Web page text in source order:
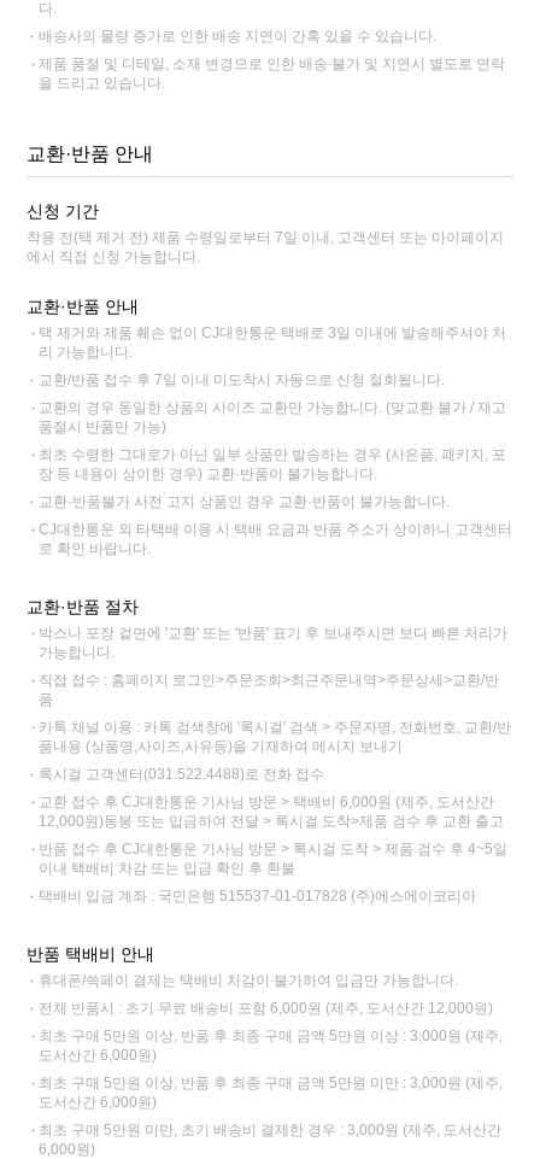
다.
배송사의 물량 증가로 인한 배송 지연이 간혹 있을 수 있습니다.
제품 품절 및 디테일, 소재 변경으로 인한 배송 불가 및 지연시 별도로 연락
을 드리고 있습니다.
교환·반품 안내
신청 기간
착용 전(택 제거 전) 제품 수령일로부터 7일 이내, 고객센터 또는 마이페이지
에서 직접 신청 가능합니다.
교환·반품 안내
택 제거와 제품 훼손 없이 CJ대한통운 택배로 3일 이내에 발송해주셔야 처
리 가능합니다.
교환/반품 접수 후 7일 이내 미도착시 자동으로 신청 철회됩니다.
교환의 경우 동일한 상품의 사이즈 교환만 가능합니다. (맞교환 불가 / 재고
품절시 반품만 가능)
최초 수령한 그대로가 아닌 일부 상품만 발송하는 경우 (사은품, 패키지, 포
장 등 내용이 상이한 경우) 교환·반품이 불가능합니다.
교환·반품불가 사전 고지 상품인 경우 교환·반품이 불가능합니다.
CJ대한통운 외 타택배 이용 시 택배 요금과 반품 주소가 상이하니 고객센터
로 확인 바랍니다.
교환·반품 절차
박스나 포장 겉면에 '교환' 또는 '반품' 표기 후 보내주시면 보다 빠른 처리가
가능합니다.
직접 접수 : 홈페이지 로그인>주문조회>최근주문내역>주문상세>교환/반
품
카톡 채널 이용 : 카톡 검색창에 '록시걸' 검색 > 주문자명, 전화번호, 교환/반
품내용 (상품명,사이즈,사유등)을 기재하여 메시지 보내기
록시걸 고객센터(031.522.4488)로 전화 접수
교환 접수 후 CJ대한통운 기사님 방문 > 택배비 6,000원 (제주, 도서산간
12,000원)동봉 또는 입금하여 전달 > 록시걸 도착>제품 검수 후 교환 출고
반품 접수 후 CJ대한통운 기사님 방문 > 록시걸 도착 > 제품 검수 후 4~5일
이내 택배비 차감 또는 입금 확인 후 환불
택배비 입금 계좌 : 국민은행 515537-01-017828 (주)에스에이코리아
반품 택배비 안내
휴대폰/쓱페이 결제는 택배비 차감이 불가하여 입금만 가능합니다.
전체 반품시 : 초기 무료 배송비 포함 6,000원 (제주, 도서산간 12,000원)
최초 구매 5만원 이상, 반품 후 최종 구매 금액 5만원 이상 : 3,000원 (제주,
도서산간 6,000원)
최초 구매 5만원 이상, 반품 후 최종 구매 금액 5만원 미만 : 3,000원 (제주,
도서산간 6,000원)
최초 구매 5만원 미만, 초기 배송비 결제한 경우 : 3,000원 (제주, 도서산간
6,000원)